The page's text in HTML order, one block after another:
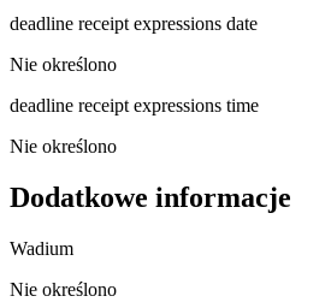
deadline receipt expressions date
Nie określono
deadline receipt expressions time
Nie określono
Dodatkowe informacje
Wadium
Nie określono